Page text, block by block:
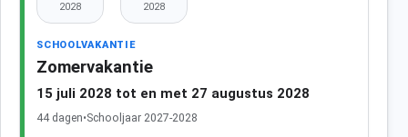
2028 2028
SCHOOLVAKANTIE
Zomervakantie
15 juli 2028 tot en met 27 augustus 2028
44 dagen•Schooljaar 2027-2028